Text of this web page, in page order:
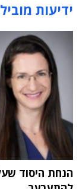
תוכן פרסומי
ידיעות
הנחת היסוד